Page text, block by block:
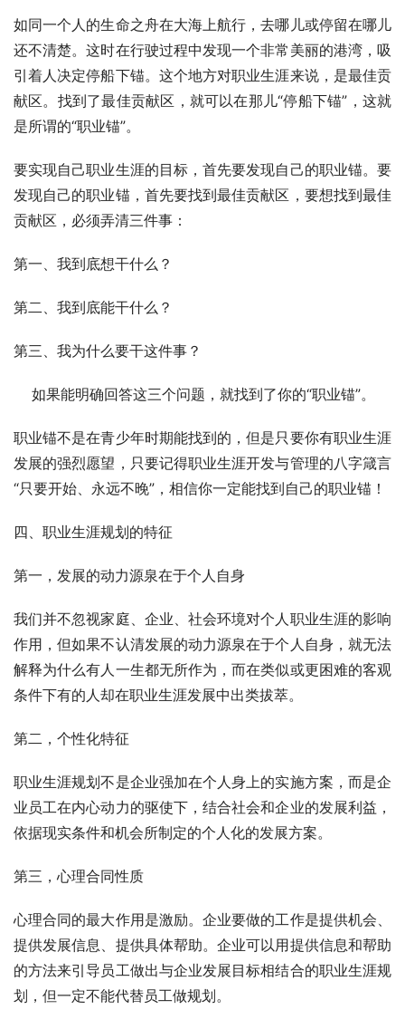
如同一个人的生命之舟在大海上航行，去哪儿或停留在哪儿
还不清楚。这时在行驶过程中发现一个非常美丽的港湾，吸
引着人决定停船下锚。这个地方对职业生涯来说，是最佳贡
献区。找到了最佳贡献区，就可以在那儿“停船下锚”，这就
是所谓的“职业锚”。
要实现自己职业生涯的目标，首先要发现自己的职业锚。要
发现自己的职业锚，首先要找到最佳贡献区，要想找到最佳
贡献区，必须弄清三件事：
第一、我到底想干什么？
第二、我到底能干什么？
第三、我为什么要干这件事？
如果能明确回答这三个问题，就找到了你的“职业锚”。
职业锚不是在青少年时期能找到的，但是只要你有职业生涯
发展的强烈愿望，只要记得职业生涯开发与管理的八字箴言
“只要开始、永远不晚”，相信你一定能找到自己的职业锚！
四、职业生涯规划的特征
第一，发展的动力源泉在于个人自身
我们并不忽视家庭、企业、社会环境对个人职业生涯的影响
作用，但如果不认清发展的动力源泉在于个人自身，就无法
解释为什么有人一生都无所作为，而在类似或更困难的客观
条件下有的人却在职业生涯发展中出类拔萃。
第二，个性化特征
职业生涯规划不是企业强加在个人身上的实施方案，而是企
业员工在内心动力的驱使下，结合社会和企业的发展利益，
依据现实条件和机会所制定的个人化的发展方案。
第三，心理合同性质
心理合同的最大作用是激励。企业要做的工作是提供机会、
提供发展信息、提供具体帮助。企业可以用提供信息和帮助
的方法来引导员工做出与企业发展目标相结合的职业生涯规
划，但一定不能代替员工做规划。